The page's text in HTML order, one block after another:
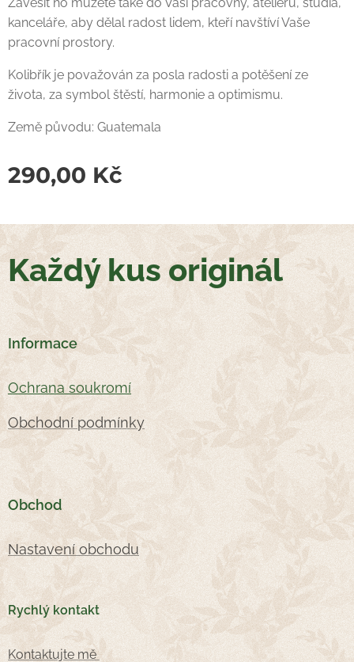
kanceláře, aby dělal radost lidem, kteří navštíví Vaše
pracovní prostory.
Kolibřík je považován za posla radosti a potěšení ze
života, za symbol štěstí, harmonie a optimismu.
Země původu: Guatemala
290,00 Kč
Každý kus originál
Informace
Ochrana soukromí
Obchodní podmínky
Obchod
Nastavení obchodu
Rychlý kontakt
Kontaktujte mě